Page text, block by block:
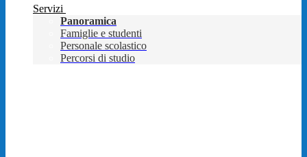
Servizi
Panoramica
Famiglie e studenti
Personale scolastico
Percorsi di studio